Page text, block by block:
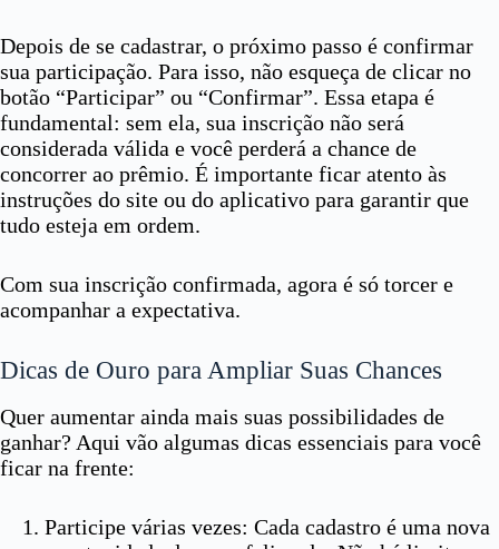
Depois de se cadastrar, o próximo passo é confirmar
sua participação. Para isso, não esqueça de clicar no
botão “Participar” ou “Confirmar”. Essa etapa é
fundamental: sem ela, sua inscrição não será
considerada válida e você perderá a chance de
concorrer ao prêmio. É importante ficar atento às
instruções do site ou do aplicativo para garantir que
tudo esteja em ordem.
Com sua inscrição confirmada, agora é só torcer e
acompanhar a expectativa.
Dicas de Ouro para Ampliar Suas Chances
Quer aumentar ainda mais suas possibilidades de
ganhar? Aqui vão algumas dicas essenciais para você
ficar na frente:
Participe várias vezes: Cada cadastro é uma nova